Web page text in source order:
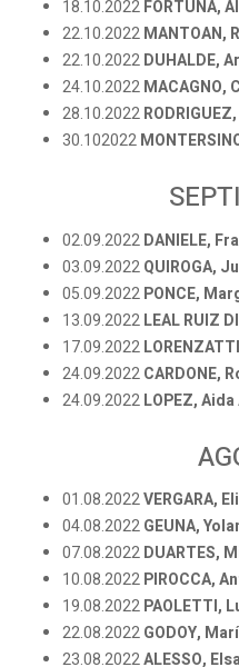
18.10.2022FORTUNA,
22.10.2022MANTOAN,
22.10.2022DUHALDE,
24.10.2022MACAGNO,
28.10.2022
30.102022
02.09.2022DANIELE,
03.09.2022QUIROGA,
05.09.2022PONCE,
13.09.2022LEAL RUIZ
17.09.2022
24.09.2022CARDONE,
24.09.2022LOPEZ,
01.08.2022VERGARA,
04.08.2022GEUNA,
07.08.2022DUARTES,
10.08.2022PIROCCA,
19.08.2022PAOLETTI,
22.08.2022GODOY,
23.08.2022ALESSO,